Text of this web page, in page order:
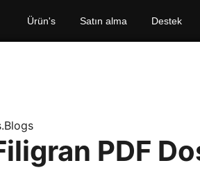
Ürün's Satın alma Destek
PDF